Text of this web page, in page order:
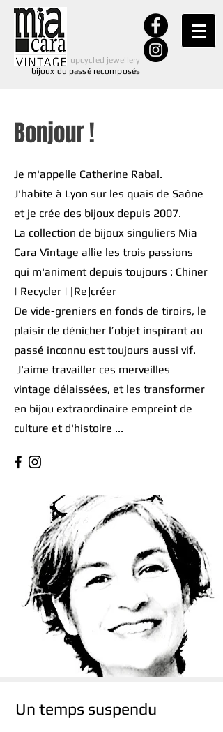
upcycled jewellery
bijoux du passé recomposés
Bonjour !
Je m'appelle Catherine Rabal.
J'habite à Lyon sur les quais de Saône
et je crée des bijoux depuis 2007.
La collection de bijoux singuliers Mia
Cara Vintage allie les trois passions
qui m'animent depuis toujours : Chiner
| Recycler | [Re]créer
​De vide-greniers en fonds de tiroirs, le
plaisir de dénicher l’objet inspirant au
passé inconnu est toujours aussi vif.
J'aime travailler ces merveilles
vintage délaissées, et les transformer
en bijou extraordinaire empreint de
culture et d'histoire ...
Un temps suspendu